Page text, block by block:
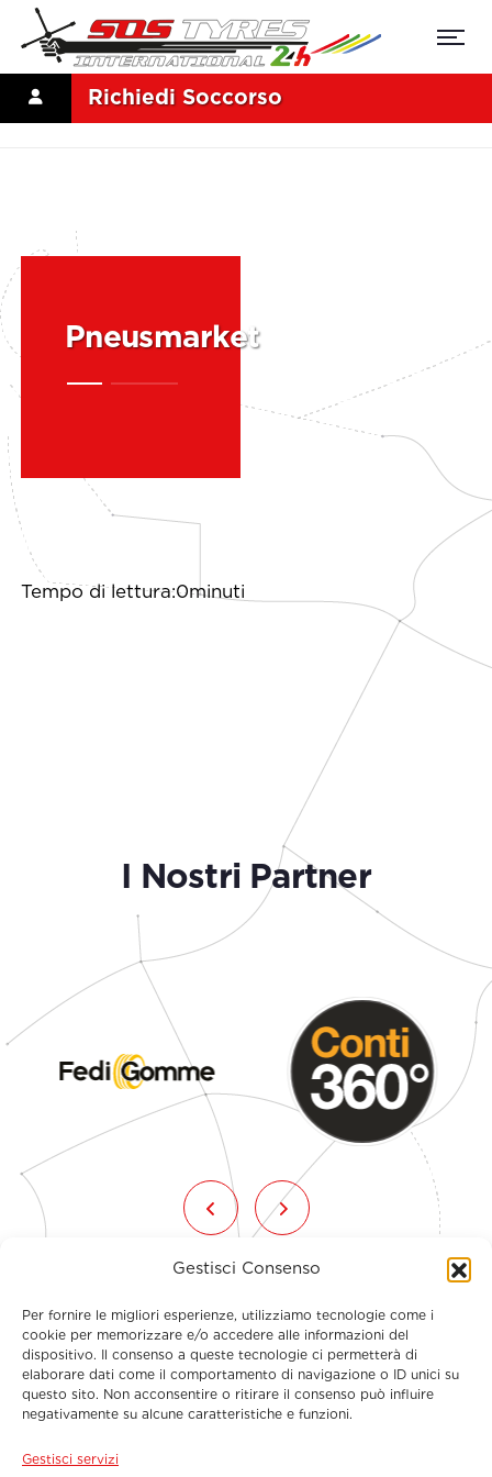
Gestisci Consenso
Per fornire le migliori esperienze, utilizziamo tecnologie come i
cookie per memorizzare e/o accedere alle informazioni del
dispositivo. Il consenso a queste tecnologie ci permetterà di
elaborare dati come il comportamento di navigazione o ID unici su
questo sito. Non acconsentire o ritirare il consenso può influire
negativamente su alcune caratteristiche e funzioni.
Gestisci servizi
Richiedi Soccorso
Pneusmarket
Tempo di lettura:0minuti
I Nostri Partner
Menu
Contatti